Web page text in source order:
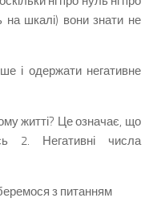
на шкалі) вони знати не
і одержати негативне
житті? Це означає, що
2. Негативні числа
з питанням